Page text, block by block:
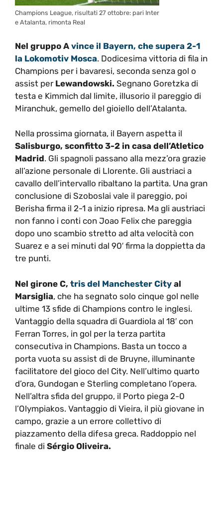
Champions League, risultati 27 ottobre: pari Inter
e Atalanta, rimonta Real
Nel gruppo A vince il Bayern, che supera 2-1
la Lokomotiv Mosca. Dodicesima vittoria di fila in
Champions per i bavaresi, seconda senza gol o
assist per Lewandowski. Segnano Goretzka di
testa e Kimmich dal limite, illusorio il pareggio di
Miranchuk, gemello del gioiello dell’Atalanta.
Nella prossima giornata, il Bayern aspetta il
Salisburgo, sconfitto 3-2 in casa dell’Atletico
Madrid. Gli spagnoli passano alla mezz’ora grazie
all’azione personale di Llorente. Gli austriaci a
cavallo dell’intervallo ribaltano la partita. Una gran
conclusione di Szoboslai vale il pareggio, poi
Berisha firma il 2-1 a inizio ripresa. Ma gli austriaci
non fanno i conti con Joao Felix che pareggia
dopo uno scambio stretto ad alta velocità con
Suarez e a sei minuti dal 90′ firma la doppietta da
tre punti.
Nel girone C, tris del Manchester City al
Marsiglia, che ha segnato solo cinque gol nelle
ultime 13 sfide di Champions contro le inglesi.
Vantaggio della squadra di Guardiola al 18′ con
Ferran Torres, in gol per la terza partita
consecutiva in Champions. Basta un tocco a
porta vuota su assist di de Bruyne, illuminante
facilitatore del gioco del City. Nell’ultimo quarto
d’ora, Gundogan e Sterling completano l’opera.
Nell’altra sfida del gruppo, il Porto piega 2-0
l’Olympiakos. Vantaggio di Vieira, il più giovane in
campo, grazie a un errore collettivo di
piazzamento della difesa greca. Raddoppio nel
finale di Sérgio Oliveira.